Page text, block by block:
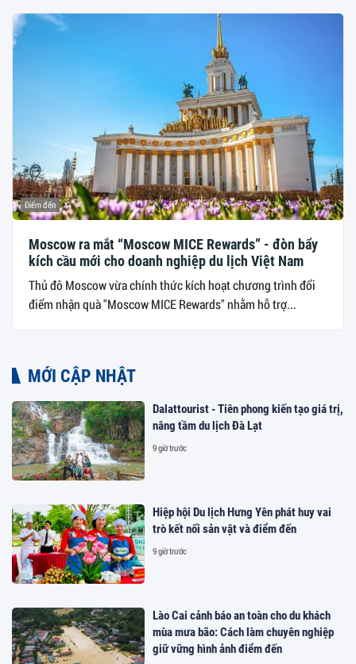
Điểm đến
Moscow ra mắt “Moscow MICE Rewards” - đòn bẩy
kích cầu mới cho doanh nghiệp du lịch Việt Nam
Thủ đô Moscow vừa chính thức kích hoạt chương trình đổi
điểm nhận quà "Moscow MICE Rewards" nhằm hỗ trợ...
MỚI CẬP NHẬT
Dalattourist - Tiên phong kiến tạo giá trị,
nâng tầm du lịch Đà Lạt
9 giờ trước
Hiệp hội Du lịch Hưng Yên phát huy vai
trò kết nối sản vật và điểm đến
9 giờ trước
Lào Cai cảnh báo an toàn cho du khách
mùa mưa bão: Cách làm chuyên nghiệp
giữ vững hình ảnh điểm đến